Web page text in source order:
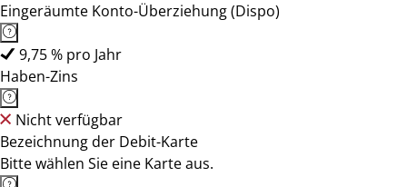
Eingeräumte Konto-Überziehung (Dispo)
9,75 % pro Jahr
Haben-Zins
Nicht verfügbar
Bezeichnung der Debit-Karte
Bitte wählen Sie eine Karte aus.